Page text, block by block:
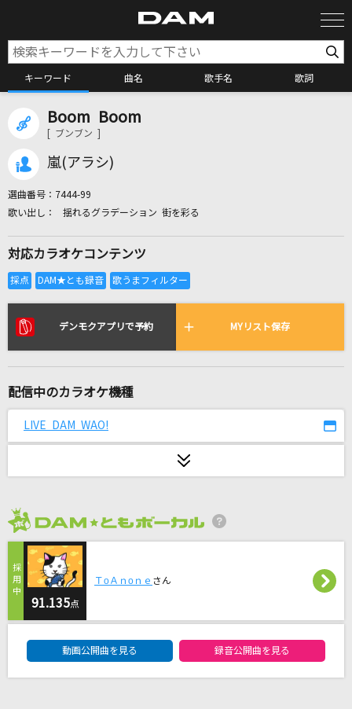
キーワード 曲名 歌手名 歌詞
カラオケ検索
全国りれき
リアルタイムで歌われている曲の一覧
[生音]366日
[生音]ストロー
DEEN
[生音]THE DAY
陰ニモ日向ニモ
Travis Japan
Boom Boom
[ ブンブン ]
嵐(アラシ)
選曲番号： 7444-99
揺れるグラデーション 街を彩る
対応カラオケコンテンツ
デンモクアプリで予約 MYリスト保存
配信中のカラオケ機種
LIVE DAM WAO!
91.135点
ＴοＡｎοｎｅ さん
動画公開曲を見る 録音公開曲を見る